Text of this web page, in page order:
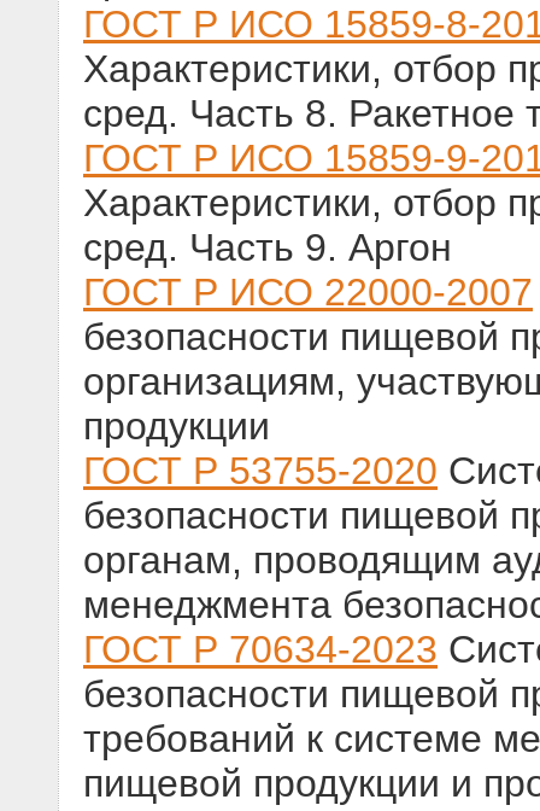
ГОСТ Р ИСО 15859-8-
Характеристики, отбор
сред. Часть 8. Ракетное
ГОСТ Р ИСО 15859-9-
Характеристики, отбор
сред. Часть 9. Аргон
ГОСТ Р ИСО 22000-2007
безопасности пищевой
организациям,
продукции
ГОСТ Р 53755-2020
безопасности пищевой
органам, проводящим
менеджмента
ГОСТ Р 70634-2023
безопасности пищевой
требований к системе
пищевой продукции и